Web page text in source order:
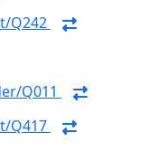
Q242
Q011
Q417